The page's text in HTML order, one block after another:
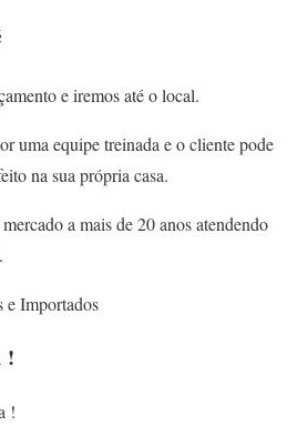
e iremos até o local.
uma equipe treinada e o cliente pode
na sua própria casa.
a mais de 20 anos atendendo
e Importados
!
!